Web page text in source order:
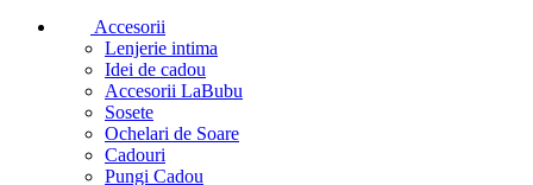
Accesorii
Lenjerie intima
Idei de cadou
Accesorii LaBubu
Sosete
Ochelari de Soare
Cadouri
Pungi Cadou